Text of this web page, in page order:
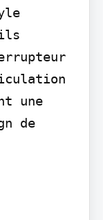
une
de